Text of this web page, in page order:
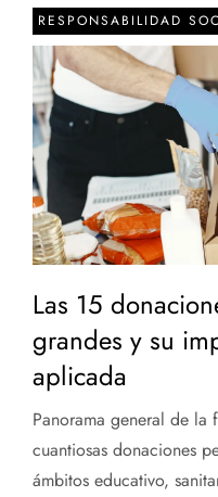
RESPONSABILIDAD
Las 15
grandes y su
aplicada
Panorama general de la
cuantiosas donaciones
ámbitos educativo,